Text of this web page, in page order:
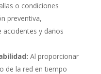
o condiciones
preventiva,
accidentes y daños
Al proporcionar
de la red en tiempo